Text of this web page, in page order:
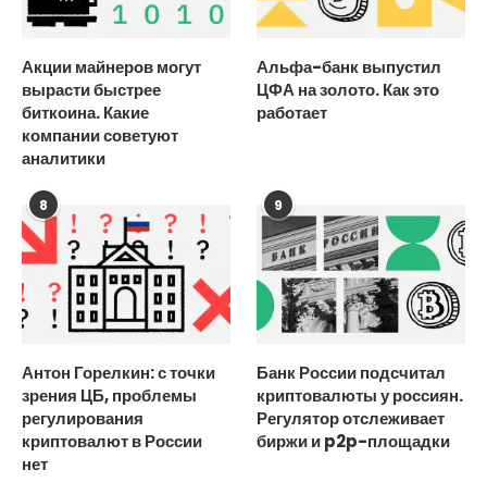
Акции майнеров могут
вырасти быстрее
биткоина. Какие
компании советуют
аналитики
Альфа-банк выпустил
ЦФА на золото. Как это
работает
8
Антон Горелкин: с точки
зрения ЦБ, проблемы
регулирования
криптовалют в России
нет
9
Банк России подсчитал
криптовалюты у россиян.
Регулятор отслеживает
биржи и p2p-площадки